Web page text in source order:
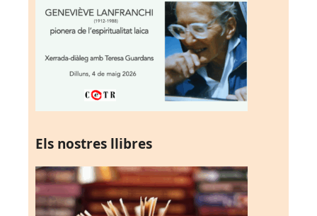
Els nostres llibres